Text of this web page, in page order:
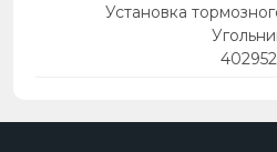
Установка
402952